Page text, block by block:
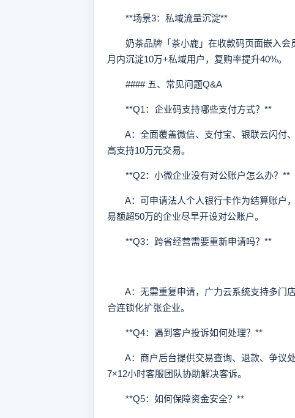
**场景3：私域流量沉淀**
奶茶品牌「茶小鹿」在收款码页面嵌入会
月内沉淀10万+私域用户，复购率提升40%。
#### 五、常见问题Q&A
**Q1：企业码支持哪些支付方式？**
A：全面覆盖微信、支付宝、银联云闪付
高支持10万元交易。
**Q2：小微企业没有对公账户怎么办？**
A：可申请法人个人银行卡作为结算账户
易额超50万的企业尽早开设对公账户。
**Q3：跨省经营需要重新申请吗？**
A：无需重复申请，广力云系统支持多门
合连锁化扩张企业。
**Q4：遇到客户投诉如何处理？**
A：商户后台提供交易查询、退款、争议处
7×12小时客服团队协助解决客诉。
**Q5：如何保障资金安全？**